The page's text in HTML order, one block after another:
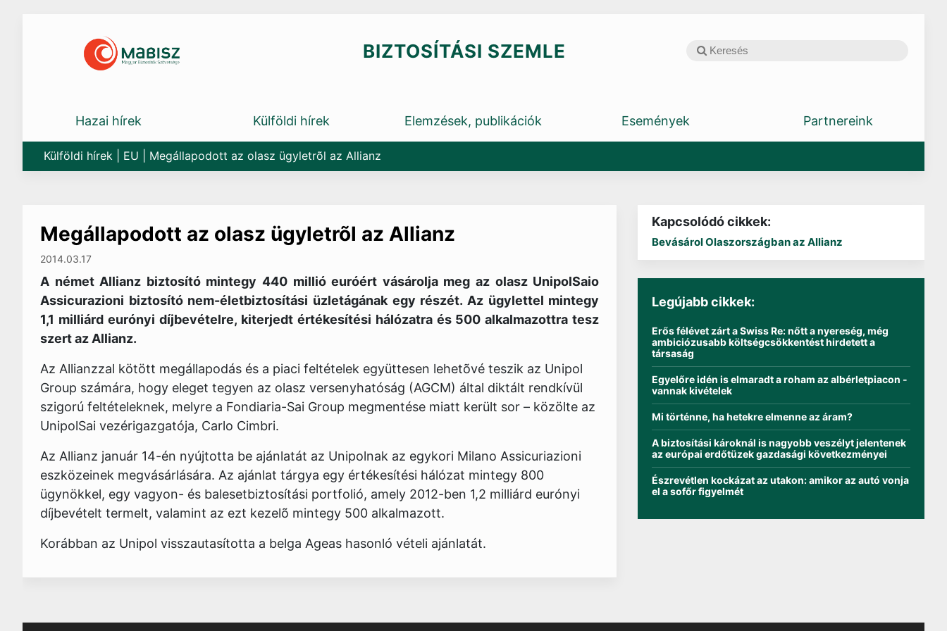
BIZTOSÍTÁSI SZEMLE
Hazai hírek Külföldi hírek Elemzések, publikációk Események Partnereink
Külföldi hírek EU Megállapodott az olasz ügyletrõl az Allianz
Megállapodott az olasz ügyletrõl az Allianz
2014.03.17
A német Allianz biztosító mintegy 440 millió euróért vásárolja meg az olasz UnipolSaio
Assicurazioni biztosító nem-életbiztosítási üzletágának egy részét. Az ügylettel mintegy
1,1 milliárd eurónyi díjbevételre, kiterjedt értékesítési hálózatra és 500 alkalmazottra tesz
szert az Allianz.
Az Allianzzal kötött megállapodás és a piaci feltételek együttesen lehetõvé teszik az Unipol
Group számára, hogy eleget tegyen az olasz versenyhatóság (AGCM) által diktált rendkívül
szigorú feltételeknek, melyre a Fondiaria-Sai Group megmentése miatt került sor – közölte az
UnipolSai vezérigazgatója, Carlo Cimbri.
Az Allianz január 14-én nyújtotta be ajánlatát az Unipolnak az egykori Milano Assicuriazioni
eszközeinek megvásárlására. Az ajánlat tárgya egy értékesítési hálózat mintegy 800
ügynökkel, egy vagyon- és balesetbiztosítási portfolió, amely 2012-ben 1,2 milliárd eurónyi
díjbevételt termelt, valamint az ezt kezelõ mintegy 500 alkalmazott.
Korábban az Unipol visszautasította a belga Ageas hasonló vételi ajánlatát.
Kapcsolódó cikkek:
Bevásárol Olaszországban az Allianz
Legújabb cikkek:
Erős félévet zárt a Swiss Re: nőtt a nyereség, még
ambiciózusabb költségcsökkentést hirdetett a
társaság
Egyelőre idén is elmaradt a roham az albérletpiacon -
vannak kivételek
Mi történne, ha hetekre elmenne az áram?
A biztosítási károknál is nagyobb veszélyt jelentenek
az európai erdőtüzek gazdasági következményei
Észrevétlen kockázat az utakon: amikor az autó vonja
el a sofőr figyelmét